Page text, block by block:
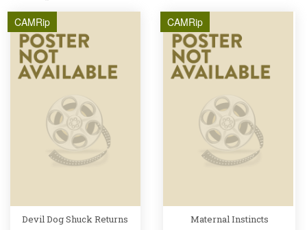
CAMRip
Devil Dog Shuck Returns
CAMRip
Maternal Instincts